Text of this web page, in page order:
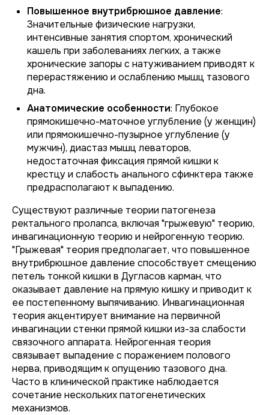
Повышенное внутрибрюшное давление:
Значительные физические нагрузки,
интенсивные занятия спортом, хронический
кашель при заболеваниях легких, а также
хронические запоры с натуживанием приводят к
перерастяжению и ослаблению мышц тазового
дна.
Анатомические особенности: Глубокое
прямокишечно-маточное углубление (у женщин)
или прямокишечно-пузырное углубление (у
мужчин), диастаз мышц леваторов,
недостаточная фиксация прямой кишки к
крестцу и слабость анального сфинктера также
предрасполагают к выпадению.
Существуют различные теории патогенеза
ректального пролапса, включая "грыжевую" теорию,
инвагинационную теорию и нейрогенную теорию.
"Грыжевая" теория предполагает, что повышенное
внутрибрюшное давление способствует смещению
петель тонкой кишки в Дугласов карман, что
оказывает давление на прямую кишку и приводит к
ее постепенному выпячиванию. Инвагинационная
теория акцентирует внимание на первичной
инвагинации стенки прямой кишки из-за слабости
связочного аппарата. Нейрогенная теория
связывает выпадение с поражением полового
нерва, приводящим к опущению тазового дна.
Часто в клинической практике наблюдается
сочетание нескольких патогенетических
механизмов.